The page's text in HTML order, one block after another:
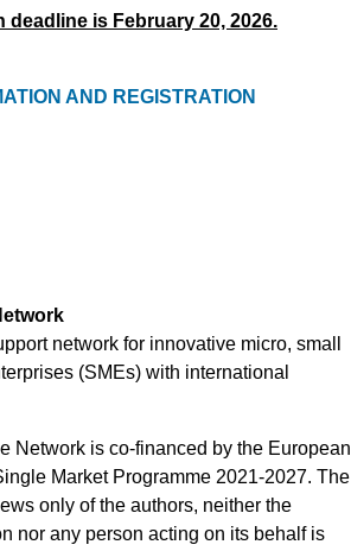
deadline is February 20, 2026.
AND REGISTRATION
network for innovative micro, small
(SMEs) with international
Network is co-financed by the European
Market Programme 2021-2027. The
only of the authors, neither the
nor any person acting on its behalf is